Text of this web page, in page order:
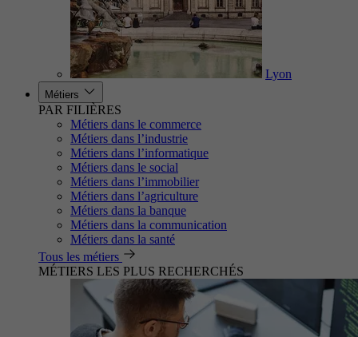
Lyon
Métiers
PAR FILIÈRES
Métiers dans le commerce
Métiers dans l’industrie
Métiers dans l’informatique
Métiers dans le social
Métiers dans l’immobilier
Métiers dans l’agriculture
Métiers dans la banque
Métiers dans la communication
Métiers dans la santé
Tous les métiers
MÉTIERS LES PLUS RECHERCHÉS